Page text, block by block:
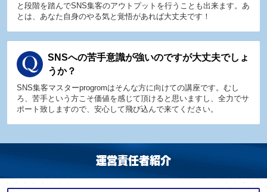
と段階を踏んでSNS集客のアウトプットを行うことも出来ます。あ
とは、あなた自身のやる気と覚悟があれば大丈夫です！
SNSへの苦手意識が強いのですが大丈夫でしょ
うか？
SNS集客マスターprogromはそんな方に向けての講座です。むし
ろ、苦手という方こそ価値を感じて頂けると思いますし、全力でサ
ポート致しますので、安心して飛び込んで来てください。
運営責任者紹介